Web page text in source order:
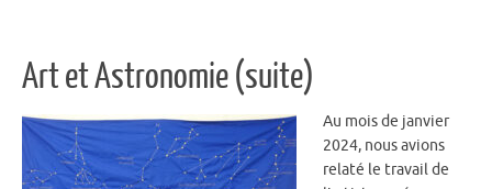
Art et Astronomie (suite)
Au mois de janvier
2024, nous avions
relaté le travail de